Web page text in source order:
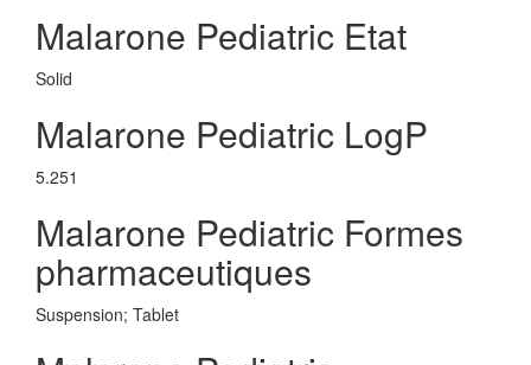
Malarone Pediatric Etat
Solid
Malarone Pediatric LogP
5.251
Malarone Pediatric Formes
pharmaceutiques
Suspension; Tablet